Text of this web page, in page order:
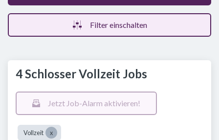
Filter einschalten
4 Schlosser Vollzeit Jobs
Jetzt Job-Alarm aktivieren!
Vollzeit